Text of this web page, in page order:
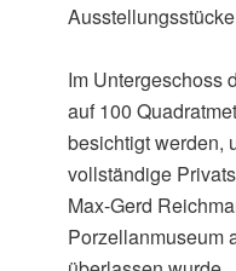
Im Untergeschoss
auf 100
besichtigt werden,
vollständige
Max-Gerd
Porzellanmuseum